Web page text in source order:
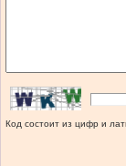
Код состоит из цифр и